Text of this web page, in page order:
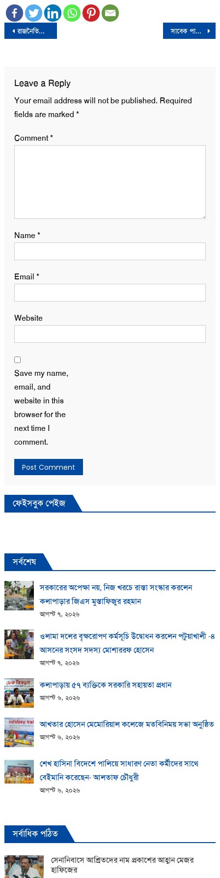
Post
রাজনৈতিক দলগুলো জনগণের ইচ্ছা বুঝতে না পারলে নতুন দল হতে পারে: ফরহাদ মজহার সাবেক পানি সম্পদ প্রতিমন্ত্রী মাহবুবুর রহমানের ইন্তেকাল
Leave a Reply
Your email address will not be published. Required
fields are marked *
Comment*
Name*
Email *
Website
Save my name,
email, and
website in this
browser for the
next time I
comment.
ফেইসবুক পেইজ
সর্বশেষ
সরকারের অপেক্ষা নয়, নিজ খরচে রাস্তা সংস্কার করলেন
কলাপাড়ার জিএস মুস্তাফিজুর রহমান
আগস্ট ৭, ২০২৬
ওলামা দলের বৃক্ষরোপণ কর্মসূচি উদ্বোধন করলেন পটুয়াখালী -৪
আসনের সংসদ সদস্য মোশাররফ হোসেন
আগস্ট ৭, ২০২৬
কলাপাড়ায় ​৫৭ ব্যক্তিকে সরকারি সহায়তা প্রধান
আগস্ট ৬, ২০২৬
আখতার হোসেন মেমোরিয়াল কলেজে মতবিনিময় সভা অনুষ্ঠিত
আগস্ট ৬, ২০২৬
শেখ হাসিনা বিদেশে পালিয়ে সাধারণ নেতা কর্মীদের সাথে
বেইমানি করেছেন- আলতাফ চৌধুরী
আগস্ট ৬, ২০২৬
সর্বাধিক পঠিত
সেনানিবাসে আশ্রিতদের নাম প্রকাশের আহ্বান মেজর
হাফিজের